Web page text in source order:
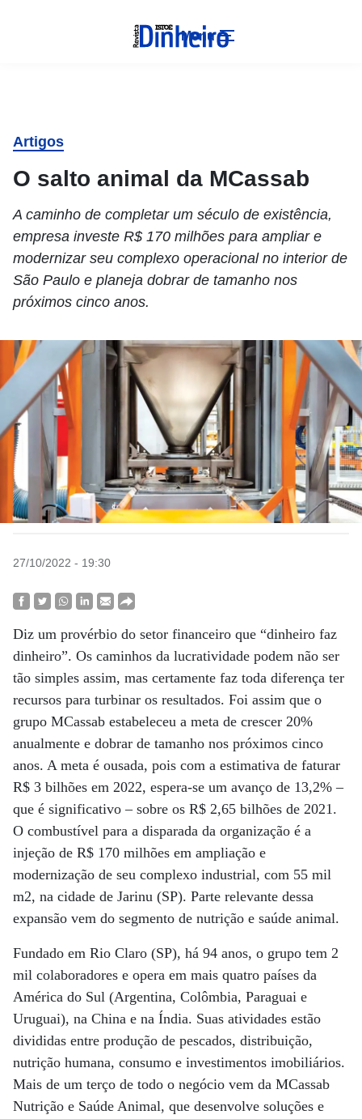
Menu
Artigos
O salto animal da MCassab
A caminho de completar um século de existência,
empresa investe R$ 170 milhões para ampliar e
modernizar seu complexo operacional no interior de
São Paulo e planeja dobrar de tamanho nos
próximos cinco anos.
27/10/2022 - 19:30
Diz um provérbio do setor financeiro que “dinheiro faz
dinheiro”. Os caminhos da lucratividade podem não ser
tão simples assim, mas certamente faz toda diferença ter
recursos para turbinar os resultados. Foi assim que o
grupo MCassab estabeleceu a meta de crescer 20%
anualmente e dobrar de tamanho nos próximos cinco
anos. A meta é ousada, pois com a estimativa de faturar
R$ 3 bilhões em 2022, espera-se um avanço de 13,2% –
que é significativo – sobre os R$ 2,65 bilhões de 2021.
O combustível para a disparada da organização é a
injeção de R$ 170 milhões em ampliação e
modernização de seu complexo industrial, com 55 mil
m2, na cidade de Jarinu (SP). Parte relevante dessa
expansão vem do segmento de nutrição e saúde animal.
Fundado em Rio Claro (SP), há 94 anos, o grupo tem 2
mil colaboradores e opera em mais quatro países da
América do Sul (Argentina, Colômbia, Paraguai e
Uruguai), na China e na Índia. Suas atividades estão
divididas entre produção de pescados, distribuição,
nutrição humana, consumo e investimentos imobiliários.
Mais de um terço de todo o negócio vem da MCassab
Nutrição e Saúde Animal, que desenvolve soluções e